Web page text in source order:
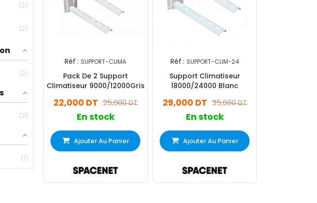
2
2
2
2
1
Réf : SUPPORT-CLIMA
Pack De 2 Support
Climatiseur 9000/12000Gris
25,000 DT
22,000 DT
En stock
Ajouter Au Panier
Réf : SUPPORT-CLIM-24
Support Climatiseur
18000/24000 Blanc
35,000 DT
29,000 DT
En stock
Ajouter Au Panier